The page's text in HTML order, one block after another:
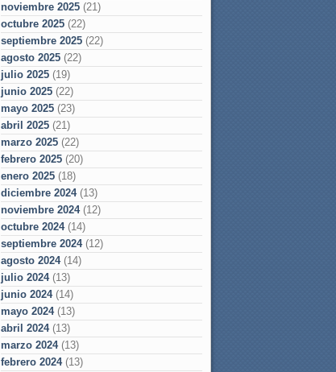
noviembre 2025 (21)
octubre 2025 (22)
septiembre 2025 (22)
agosto 2025 (22)
julio 2025 (19)
junio 2025 (22)
mayo 2025 (23)
abril 2025 (21)
marzo 2025 (22)
febrero 2025 (20)
enero 2025 (18)
diciembre 2024(13)
noviembre 2024(12)
octubre 2024(14)
septiembre 2024(12)
agosto 2024(14)
julio 2024(13)
junio 2024(14)
mayo 2024(13)
abril 2024(13)
marzo 2024(13)
febrero 2024(13)